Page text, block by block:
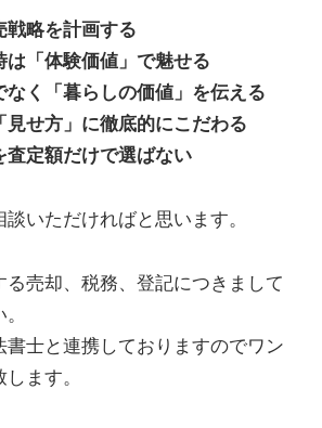
戦略を計画する
は「体験価値」で魅せる
なく「暮らしの価値」を伝える
見せ方」に徹底的にこだわる
査定額だけで選ばない
いただければと思います。
る売却、税務、登記につきまして
書士と連携しておりますのでワン
ます。